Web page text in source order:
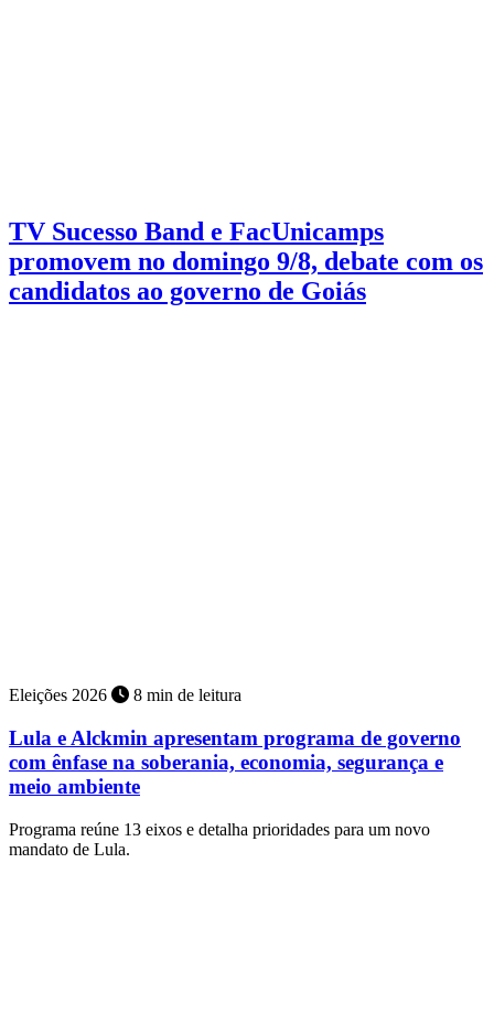
TV Sucesso Band e FacUnicamps
promovem no domingo 9/8, debate com os
candidatos ao governo de Goiás
Eleições 2026 8 min de leitura
Lula e Alckmin apresentam programa de governo
com ênfase na soberania, economia, segurança e
meio ambiente
Programa reúne 13 eixos e detalha prioridades para um novo
mandato de Lula.